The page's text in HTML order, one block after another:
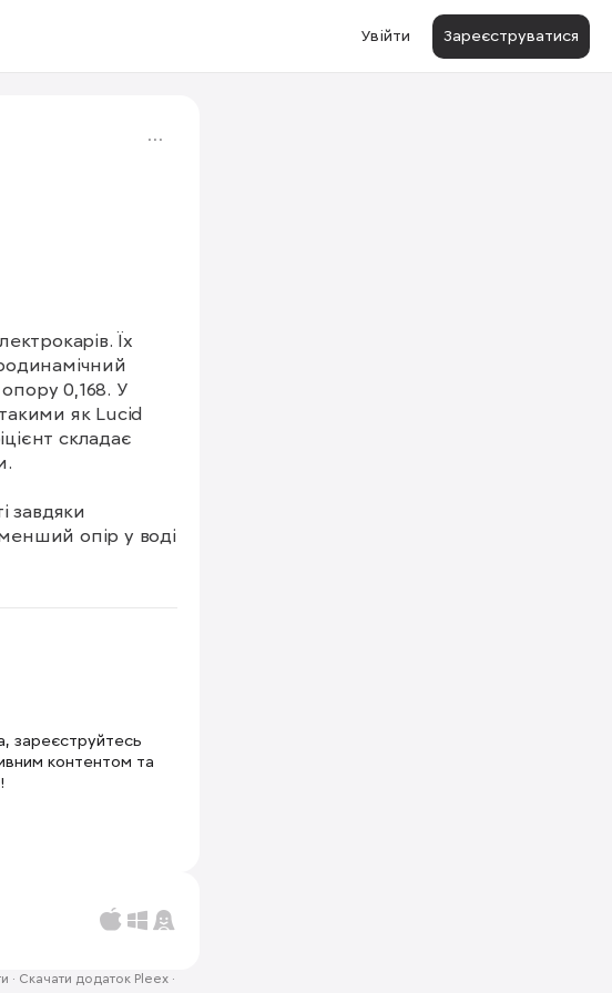
Увійти Зареєструватися
Їх
опору 0,168. У
як Lucid
складає
завдяки
опір у воді
зареєструйтесь
контентом та
· Скачати додаток Pleex·